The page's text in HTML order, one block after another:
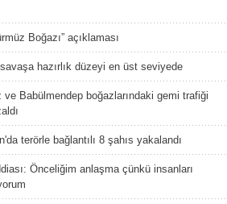
Boğazı” açıklaması
savaşa hazırlık düzeyi en üst seviyede
ve Babülmendep boğazlarındaki gemi trafiği
terörle bağlantılı 8 şahıs yakalandı
Önceliğim anlaşma çünkü insanları